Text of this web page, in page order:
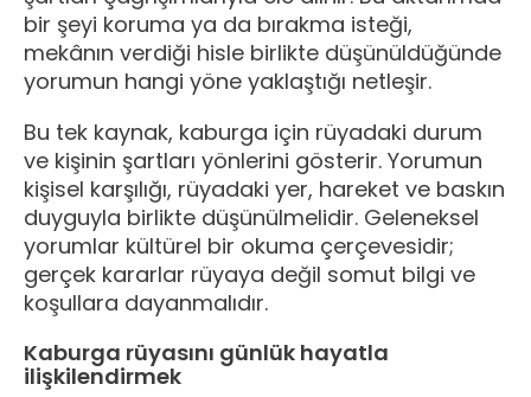
bir şeyi koruma ya da bırakma isteği,
mekânın verdiği hisle birlikte düşünüldüğünde
yorumun hangi yöne yaklaştığı netleşir.
Bu tek kaynak, kaburga için rüyadaki durum
ve kişinin şartları yönlerini gösterir. Yorumun
kişisel karşılığı, rüyadaki yer, hareket ve baskın
duyguyla birlikte düşünülmelidir. Geleneksel
yorumlar kültürel bir okuma çerçevesidir;
gerçek kararlar rüyaya değil somut bilgi ve
koşullara dayanmalıdır.
Kaburga rüyasını günlük hayatla
ilişkilendirmek